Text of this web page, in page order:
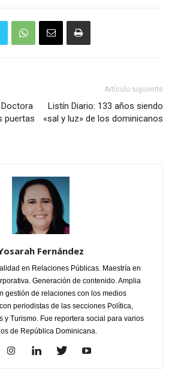
puertas
Artículo siguiente
Listín Diario: 133 años siendo
«sal y luz» de los dominicanos
Fernández
en Relaciones Públicas. Maestría en
Generación de contenido. Amplia
gestión de relaciones con los medios
periodistas de las secciones Política,
y Turismo. Fue reportera social para varios
de República Dominicana.